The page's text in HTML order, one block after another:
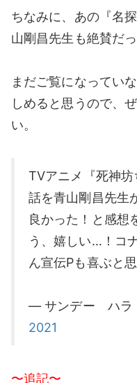
ちなみに、あの『名
山剛昌先生も絶賛だ
まだご覧になってい
しめると思うので、
い。
TVアニメ『死神坊
話を青山剛昌先生
良かった！と感想
う、嬉しい…！コ
ん宣伝Pも喜ぶと
— サンデー ハラ
2021
〜追記〜